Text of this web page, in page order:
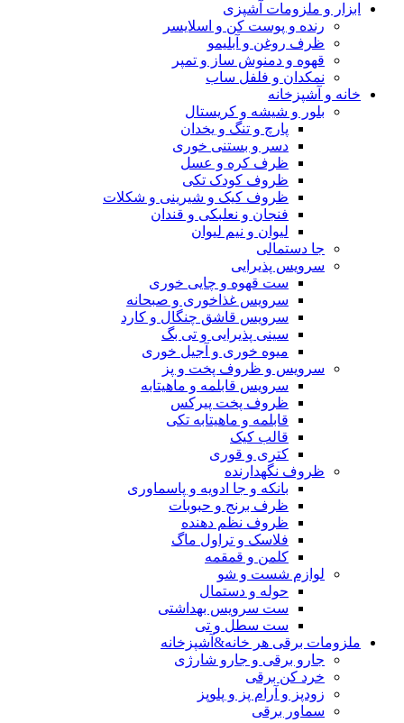
ابزار و ملزومات آشپزی
رنده و پوست کن و اسلایسر
ظرف روغن و آبلیمو
قهوه و دمنوش ساز و تمپر
نمکدان و فلفل ساب
خانه و آشپزخانه
بلور و شیشه و کریستال
پارچ و تنگ و یخدان
دسر و بستنی خوری
ظرف کره و عسل
ظروف کودک تکی
ظروف کیک و شیرینی و شکلات
فنجان و نعلبکی و قندان
لیوان و نیم لیوان
جا دستمالی
سرویس پذیرایی
ست قهوه و چایی خوری
سرویس غذاخوری و صبحانه
سرویس قاشق چنگال و کارد
سینی پذیرایی و تی بگ
میوه خوری و آجیل خوری
سرویس و ظروف پخت و پز
سرویس قابلمه و ماهیتابه
ظروف پخت پیرکس
قابلمه و ماهیتابه تکی
قالب کیک
کتری و قوری
ظروف نگهدارنده
بانکه و جا ادویه و پاسماوری
ظرف برنج و حبوبات
ظروف نظم دهنده
فلاسک و تراول ماگ
کلمن و قمقمه
لوازم شست و شو
حوله و دستمال
ست سرویس بهداشتی
ست سطل و تی
ملزومات برقی هر خانه&آشپزخانه
جارو برقی و جارو شارژی
خرد کن برقی
زودپز و آرام پز و پلوپز
سماور برقی